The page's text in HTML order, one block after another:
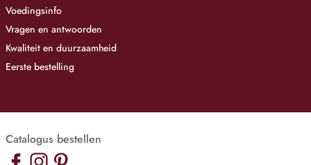
Voedingsinfo
Vragen en antwoorden
Kwaliteit en duurzaamheid
Eerste bestelling
Catalogus bestellen